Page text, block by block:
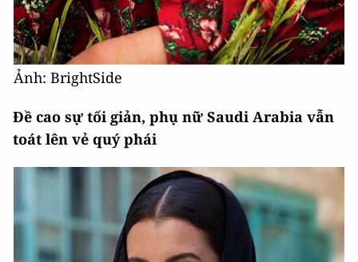
Ảnh: BrightSide
Đề cao sự tối giản, phụ nữ Saudi Arabia vẫn
toát lên vẻ quý phái